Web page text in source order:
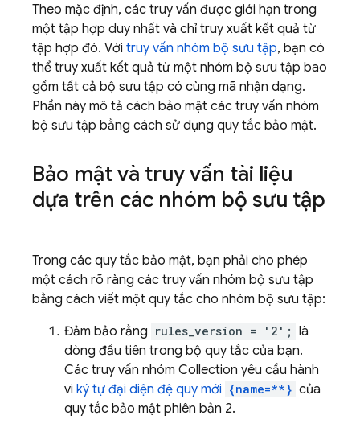
Theo mặc định, các truy vấn được giới hạn trong
một tập hợp duy nhất và chỉ truy xuất kết quả từ
tập hợp đó. Với truy vấn nhóm bộ sưu tập, bạn có
thể truy xuất kết quả từ một nhóm bộ sưu tập bao
gồm tất cả bộ sưu tập có cùng mã nhận dạng.
Phần này mô tả cách bảo mật các truy vấn nhóm
bộ sưu tập bằng cách sử dụng quy tắc bảo mật.
Bảo mật và truy vấn tài liệu
dựa trên các nhóm bộ sưu tập
Trong các quy tắc bảo mật, bạn phải cho phép
một cách rõ ràng các truy vấn nhóm bộ sưu tập
bằng cách viết một quy tắc cho nhóm bộ sưu tập:
Đảm bảo rằng rules_version = '2'; là
dòng đầu tiên trong bộ quy tắc của bạn.
Các truy vấn nhóm Collection yêu cầu hành
vi ký tự đại diện đệ quy mới {name=**} của
quy tắc bảo mật phiên bản 2.